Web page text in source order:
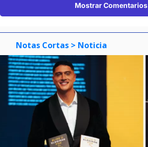
Mostrar Comentarios
Notas Cortas > Noticia